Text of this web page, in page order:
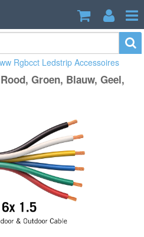
Rood, Groen,
Rgbcct Ledstrip Accessoires
Groen, Blauw, Geel,